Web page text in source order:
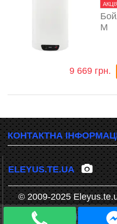
M
9 669 грн.
КОНТАКТНА
ELEYUS.TE.UA
© 2009-2025